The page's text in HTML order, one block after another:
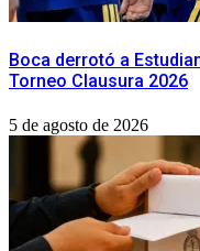
Boca derrotó a
Torneo Clausura 2026
5 de agosto de 2026